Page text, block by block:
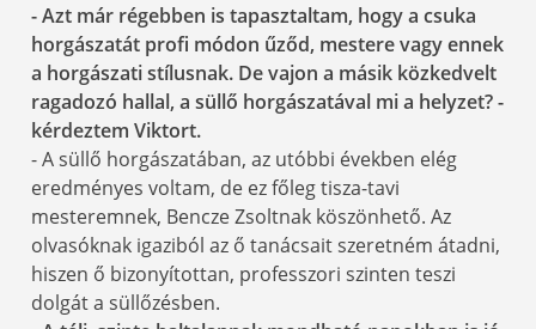
- Azt már régebben is tapasztaltam, hogy a csuka
horgászatát profi módon űződ, mestere vagy ennek
a horgászati stílusnak. De vajon a másik közkedvelt
ragadozó hallal, a süllő horgászatával mi a helyzet? -
kérdeztem Viktort.
- A süllő horgászatában, az utóbbi években elég
eredményes voltam, de ez főleg tisza-tavi
mesteremnek, Bencze Zsoltnak köszönhető. Az
olvasóknak igaziból az ő tanácsait szeretném átadni,
hiszen ő bizonyítottan, professzori szinten teszi
dolgát a süllőzésben.